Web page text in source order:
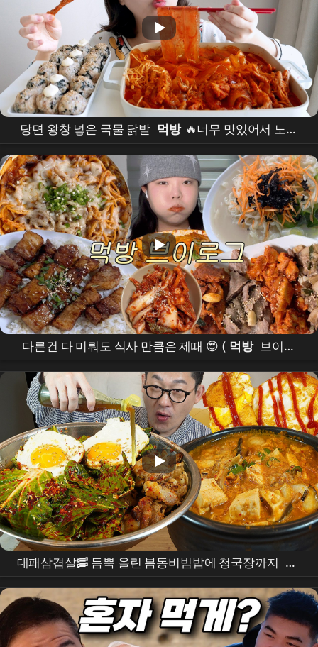
당면 왕창 넣은 국물 닭발 먹방 🔥너무 맛있어서 노토
킹이 될 뻔한 영상 (ft.마요네즈 1/3통 넣은 참치 주먹밥)
REALSOUND
MUKBANG | chicken feet :D
다른건 다 미뤄도 식사 만큼은 제때 😍 ( 먹방
브이로
그) 김치항정스파게티,간장삼겹덮밥,닭칼국수,두루치
기,닭갈비,불고기,명란오두비,매운겉절이
대패삼겹살🥓 듬뿍 올린 봄동비빔밥에 청국장까지
먹
방 ..이 조합 미쳤다🔥 MUKBANG